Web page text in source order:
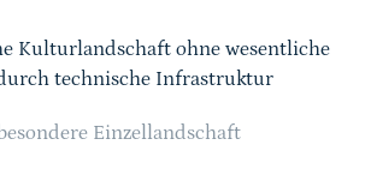
Kulturlandschaft ohne wesentliche
technische Infrastruktur
Einzellandschaft